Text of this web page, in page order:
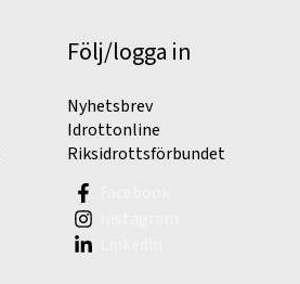
Följ/logga in
Nyhetsbrev
Idrottonline
Riksidrottsförbundet